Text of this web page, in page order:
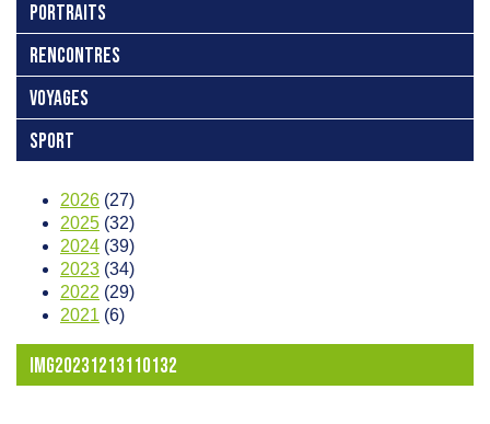
PORTRAITS
RENCONTRES
VOYAGES
SPORT
2026 (27)
2025 (32)
2024 (39)
2023 (34)
2022 (29)
2021 (6)
IMG20231213110132